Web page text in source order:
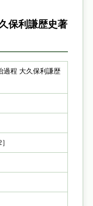
保利謙歴史著
過程 大久保利謙歴